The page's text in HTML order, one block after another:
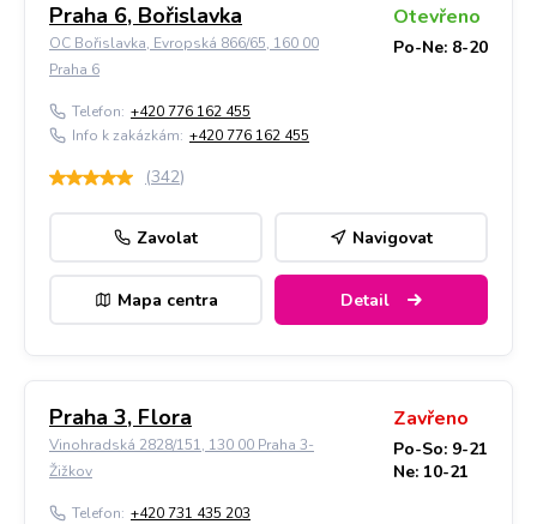
Praha 6, Bořislavka
OC Bořislavka, Evropská 866/65, 160 00
Praha 6
Otevřeno
Po-Ne: 8-20
Telefon: +420 776 162 455
Info k zakázkám: +420 776 162 455
(342)
Zavolat Navigovat
Mapa centra Detail
Praha 3, Flora
Vinohradská 2828/151, 130 00 Praha 3-
Žižkov
Zavřeno
Po-So: 9-21
Ne: 10-21
Telefon: +420 731 435 203